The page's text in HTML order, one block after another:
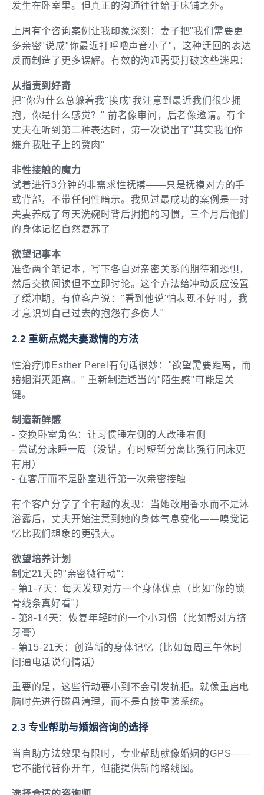
发生在卧室里。但真正的沟通往往始于床铺之外。
上周有个咨询案例让我印象深刻：妻子把"我们需要更
多亲密"说成"你最近打呼噜声音小了"，这种迂回的表达
反而制造了更多误解。有效的沟通需要打破这些迷思：
从指责到好奇
把"你为什么总躲着我"换成"我注意到最近我们很少拥
抱，你是什么感觉？" 前者像审问，后者像邀请。有个
丈夫在听到第二种表达时，第一次说出了"其实我怕你
嫌弃我肚子上的赘肉"
非性接触的魔力
试着进行3分钟的非需求性抚摸——只是抚摸对方的手
或背部，不带任何性暗示。我见过最成功的案例是一对
夫妻养成了每天洗碗时背后拥抱的习惯，三个月后他们
的身体记忆自然复苏了
欲望记事本
准备两个笔记本，写下各自对亲密关系的期待和恐惧，
然后交换阅读但不立即讨论。这个方法给冲动反应设置
了缓冲期，有位客户说："看到他说'怕表现不好'时，我
才意识到自己过去的抱怨有多伤人"
2.2 重新点燃夫妻激情的方法
性治疗师Esther Perel有句话很妙："欲望需要距离，而
婚姻消灭距离。" 重新制造适当的"陌生感"可能是关
键。
制造新鲜感
- 交换卧室角色：让习惯睡左侧的人改睡右侧
- 尝试分床睡一周（没错，有时短暂分离比强行同床更
有用）
- 在客厅而不是卧室进行第一次亲密接触
有个客户分享了个有趣的发现：当她改用香水而不是沐
浴露后，丈夫开始注意到她的身体气息变化——嗅觉记
忆比我们想象的更强大。
欲望培养计划
制定21天的"亲密微行动"：
- 第1-7天：每天发现对方一个身体优点（比如"你的锁
骨线条真好看"）
- 第8-14天：恢复年轻时的一个小习惯（比如帮对方挤
牙膏）
- 第15-21天：创造新的身体记忆（比如每周三午休时
间通电话说句情话）
重要的是，这些行动要小到不会引发抗拒。就像重启电
脑时先进行磁盘清理，而不是直接重装系统。
2.3 专业帮助与婚姻咨询的选择
当自助方法效果有限时，专业帮助就像婚姻的GPS——
它不能代替你开车，但能提供新的路线图。